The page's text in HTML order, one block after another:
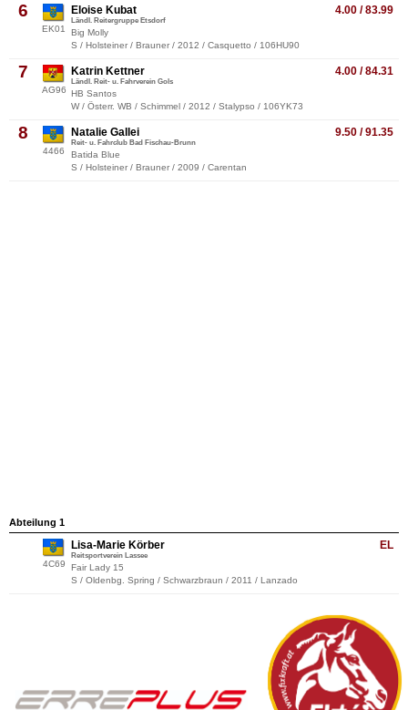
6
EK01
4.00 / 83.99
Eloise Kubat
Ländl. Reitergruppe Etsdorf
Big Molly
S / Holsteiner / Brauner / 2012 / Casquetto / 106HU90
7
AG96
4.00 / 84.31
Katrin Kettner
Ländl. Reit- u. Fahrverein Gols
HB Santos
W / Österr. WB / Schimmel / 2012 / Stalypso / 106YK73
8
4466
9.50 / 91.35
Natalie Gallei
Reit- u. Fahrclub Bad Fischau-Brunn
Batida Blue
S / Holsteiner / Brauner / 2009 / Carentan
Abteilung 1
4C69
EL
Lisa-Marie Körber
Reitsportverein Lassee
Fair Lady 15
S / Oldenbg. Spring / Schwarzbraun / 2011 / Lanzado